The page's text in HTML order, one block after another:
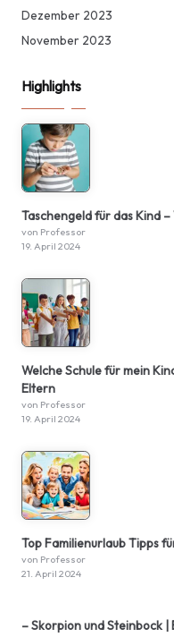
Dezember 2023
November 2023
Highlights
Taschengeld für das Kind
von Professor
19. April 2024
Welche Schule für mein
Eltern
von Professor
19. April 2024
Top Familienurlaub Tipps
von Professor
21. April 2024
– Skorpion und Steinbock